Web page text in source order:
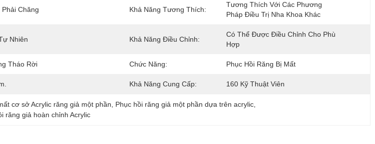
Phải Chăng Khả Năng Tương Thích:
Tương Thích Với Các Phương
Pháp Điều Trị Nha Khoa Khác
Nhiên Khả Năng Điều Chỉnh:
Có Thể Được Điều Chỉnh Cho Phù
Hợp
Tháo Rời Chức Năng: Phục Hồi Răng Bị Mất
Khả Năng Cung Cấp: 160 Kỹ Thuật Viên
cơ sở Acrylic răng giả một phần Phục hồi răng giả một phần dựa trên acrylic,
răng giả hoàn chỉnh Acrylic